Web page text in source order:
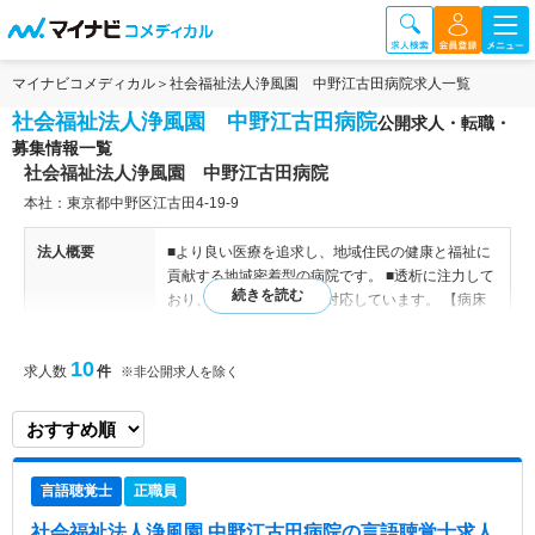
マイナビコメディカル 社会福祉法人浄風園 中野江古田病院求人一覧
社会福祉法人浄風園 中野江古田病院公開求人・転職・
募集情報一覧
社会福祉法人浄風園 中野江古田病院
本社：東京都中野区江古田4-19-9
法人概要
■より良い医療を追求し、地域住民の健康と福祉に
貢献する地域密着型の病院です。 ■透析に注力して
おり、外来および入院に対応しています。 【病床
器科／耳鼻咽喉科／眼科／泌尿器科／皮膚科／歯科
接）
求人数 10件 ※非公開求人を除く
言語聴覚士 正職員